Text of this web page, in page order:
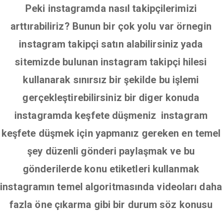
Peki instagramda nasıl takipçilerimizi
arttırabiliriz? Bunun bir çok yolu var örnegin
instagram takipçi satın alabilirsiniz yada
sitemizde bulunan instagram takipçi hilesi
kullanarak sınırsız bir şekilde bu işlemi
gerçekleştirebilirsiniz bir diger konuda
instagramda keşfete düşmeniz instagram
keşfete düşmek için yapmanız gereken en temel
şey düzenli gönderi paylaşmak ve bu
gönderilerde konu etiketleri kullanmak
instagramın temel algoritmasında videoları daha
fazla öne çıkarma gibi bir durum söz konusu